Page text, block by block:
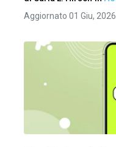
Aggiornato 01 Giu, 2026